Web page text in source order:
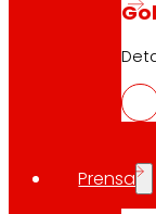
Prensa